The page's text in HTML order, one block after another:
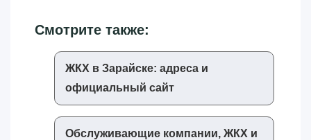
Смотрите также:
ЖКХ в Зарайске: адреса и
официальный сайт
Обслуживающие компании, ЖКХ и